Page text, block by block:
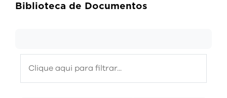
Biblioteca de Documentos